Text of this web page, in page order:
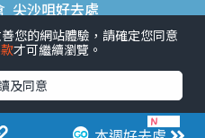
尖沙咀好去處
好去處 旺角好去處 社會
#美食社群熱話
用程式 #限時搶
您的網站體驗，請確定您同意
才可繼續瀏覽。
及同意